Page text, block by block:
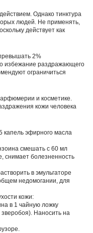
Однако тинктура
людей. Не применять,
действует как
2%
избежание раздражающего
ограничиться
и косметике.
кожи человека
капель эфирного масла
смешать с 60 мл
снимает болезненность
в эмульгаторе
недомогании, для
кожи:
в 1 чайную ложку
Наносить на